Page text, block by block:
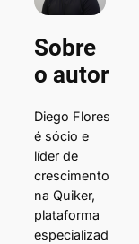
Sobre
o autor
Diego Flores
é sócio e
líder de
crescimento
na Quiker,
plataforma
especializad